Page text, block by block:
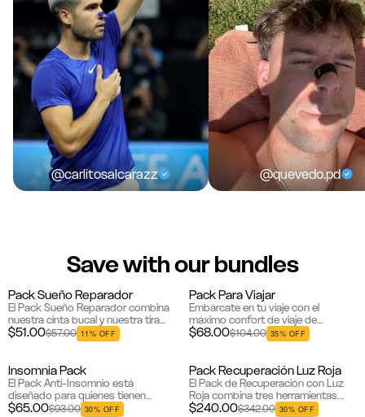
@carlitosalcarazz @quevedo.pd
Save with our bundles
Bestseller
Pack Sueño Reparador
El Pack Sueño Reparador combina
nuestra cinta bucal y nuestra tira
nasal para mejorar tu experiencia de
sueño. Mouth Tape promueve la
$51.00$57.00 11% OFF
Besteller
Pack Para Viajar
Embárcate en tu viaje con el
máximo confort de viaje de
Gudslip®. Nuestro paquete de viaje
especialmente seleccionado incluye
$68.00$104.00 35% OFF
Bestseller
Insomnia Pack
El Pack Anti-Insomnio está
diseñado para quienes tienen
dificultades para conciliar o
$65.00$93.00 30% OFF
Nuevo
Pack Recuperación Luz Roja
El Pack de Recuperación con Luz
Roja combina tres herramientas
poderosas para optimizar tu
$240.00$342.00 30% OFF